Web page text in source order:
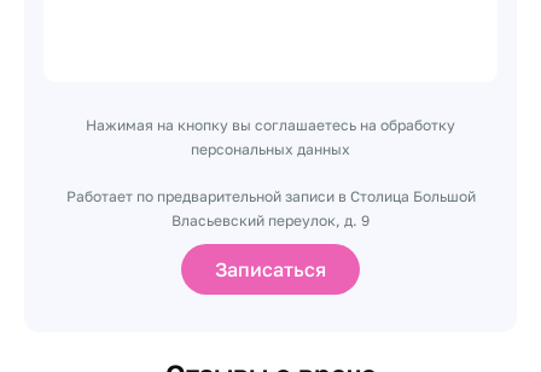
Нажимая на кнопку вы соглашаетесь на обработку
персональных данных
Работает по предварительной записи в Столица Большой
Власьевский переулок, д. 9
Записаться